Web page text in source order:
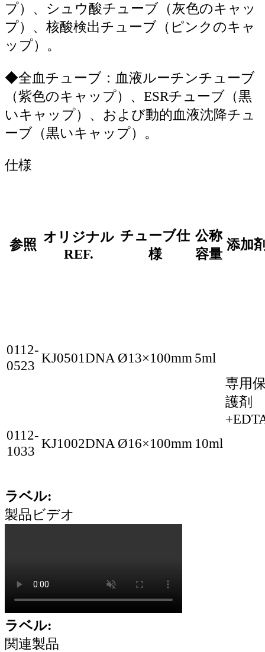
プ）、シュウ酸チューブ（灰色のキャッ
プ）、核酸検出チューブ（ピンクのキャ
ップ）。
◆全血チューブ：血液ルーチンチューブ
（紫色のキャップ）、ESRチューブ（黒
いキャップ）、および動的血液沈降チュ
ーブ（黒いキャップ）。
仕様
参照 オリジナル
REF.
チューブ仕
様
公称
容量
添加
0112-
0523 KJ0501DNAØ13×100mm5ml
専用
護剤
0112-
1033 KJ1002DNAØ16×100mm 10ml
ラベル:
製品ビデオ
ラベル:
関連製品